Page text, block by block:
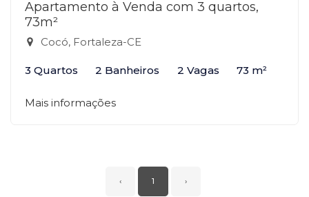
Apartamento à Venda com 3 quartos,
73m²
Cocó, Fortaleza-CE
3 Quartos 2 Banheiros 2 Vagas 73 m²
Mais informações
‹ 1 ›